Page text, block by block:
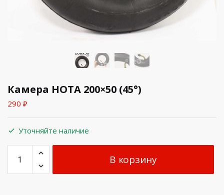
Камера HOTA 200×50 (45°)
290 ₽
Уточняйте наличие
В корзину